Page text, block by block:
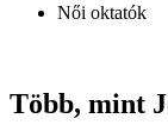
Női oktatók
Több, mint